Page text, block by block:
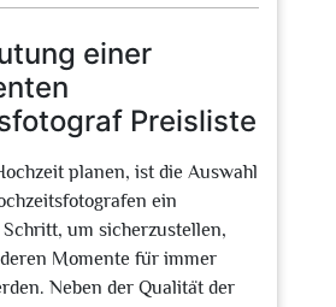
einer
Preisliste
planen, ist die Auswahl
ein
um sicherzustellen,
Momente für immer
Neben der Qualität der